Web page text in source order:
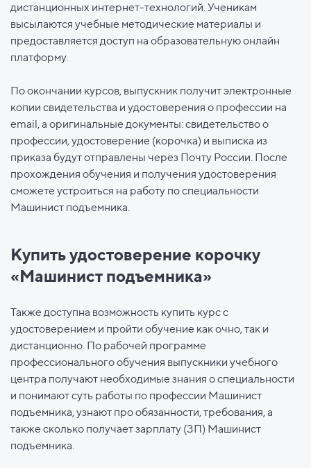
дистанционных интернет-технологий. Ученикам
высылаются учебные методические материалы и
предоставляется доступ на образовательную онлайн
платформу.
По окончании курсов, выпускник получит электронные
копии свидетельства и удостоверения о профессии на
email, а оригинальные документы: свидетельство о
профессии, удостоверение (корочка) и выписка из
приказа будут отправлены через Почту России. После
прохождения обучения и получения удостоверения
сможете устроиться на работу по специальности
Машинист подъемника.
Купить удостоверение корочку
«Машинист подъемника»
Также доступна возможность купить курс с
удостоверением и пройти обучение как очно, так и
дистанционно. По рабочей программе
профессионального обучения выпускники учебного
центра получают необходимые знания о специальности
и понимают суть работы по профессии Машинист
подъемника, узнают про обязанности, требования, а
также сколько получает зарплату (ЗП) Машинист
подъемника.